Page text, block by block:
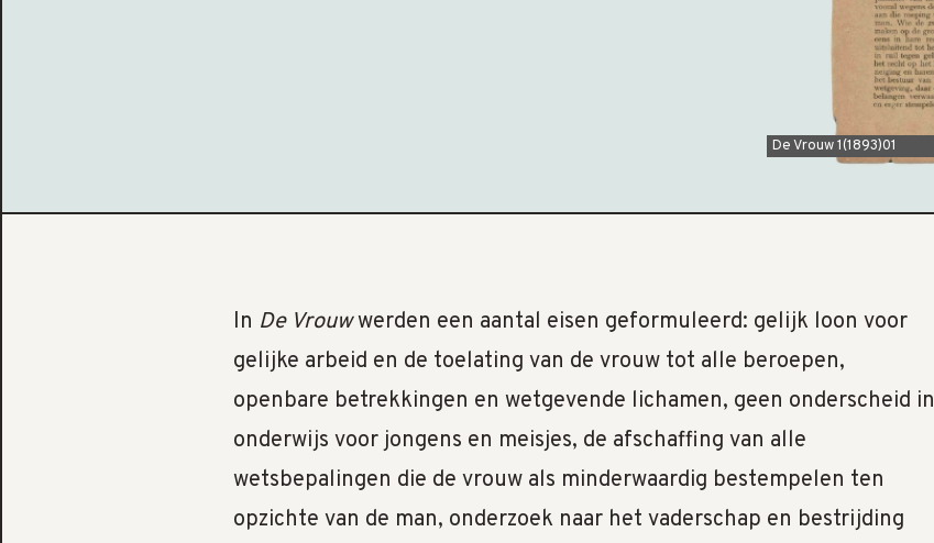
De Vrouw 1(1893)01
In De Vrouwwerden een aantal eisen geformuleerd: gelijk loon voor
gelijke arbeid en de toelating van de vrouw tot alle beroepen,
openbare betrekkingen en wetgevende lichamen, geen onderscheid in
onderwijs voor jongens en meisjes, de afschaffing van alle
wetsbepalingen die de vrouw als minderwaardig bestempelen ten
opzichte van de man, onderzoek naar het vaderschap en bestrijding